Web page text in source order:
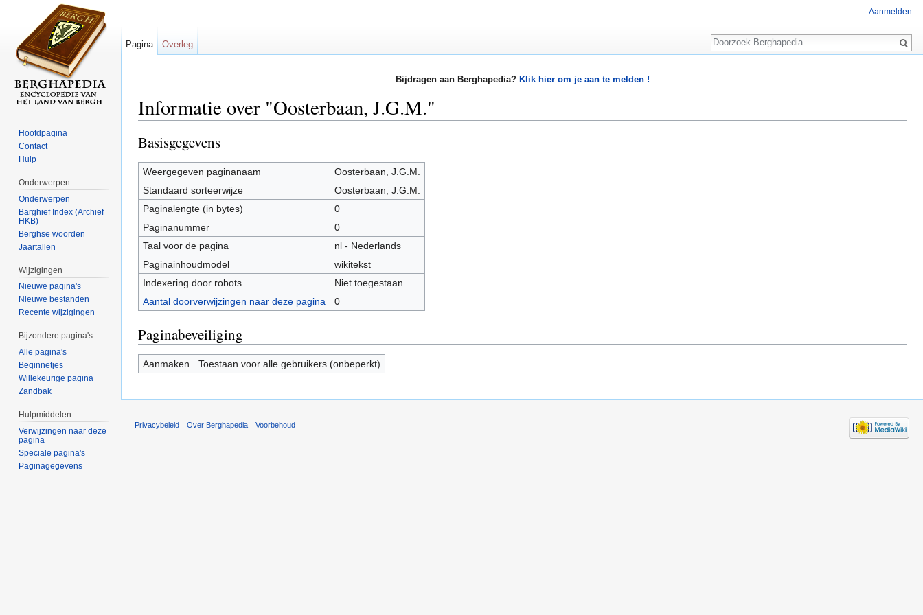
Bijdragen aan Berghapedia? Klik hier om je aan te melden !
Informatie over "Oosterbaan, J.G.M."
Basisgegevens
Weergegeven paginanaam
Oosterbaan, J.G.M.
Standaard sorteerwijze
Oosterbaan, J.G.M.
Paginalengte (in bytes)
0
Paginanummer
0
Taal voor de pagina
nl - Nederlands
Paginainhoudmodel
wikitekst
Indexering door robots
Niet toegestaan
Aantal doorverwijzingen naar deze pagina
0
Paginabeveiliging
Aanmaken Toestaan voor alle gebruikers (onbeperkt)
Aanmelden
Pagina Overleg
Zoeken
Hoofdpagina
Contact
Hulp
Onderwerpen
Onderwerpen
Barghief Index (Archief
HKB)
Berghse woorden
Jaartallen
Wijzigingen
Nieuwe pagina's
Nieuwe bestanden
Recente wijzigingen
Bijzondere pagina's
Alle pagina's
Beginnetjes
Willekeurige pagina
Zandbak
Hulpmiddelen
Verwijzingen naar deze
pagina
Speciale pagina's
Paginagegevens
Privacybeleid Over Berghapedia Voorbehoud